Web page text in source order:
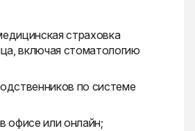
страховка
включая стоматологию
по системе
офисе или онлайн;